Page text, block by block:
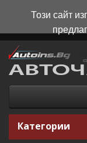
Категории
Този сайт